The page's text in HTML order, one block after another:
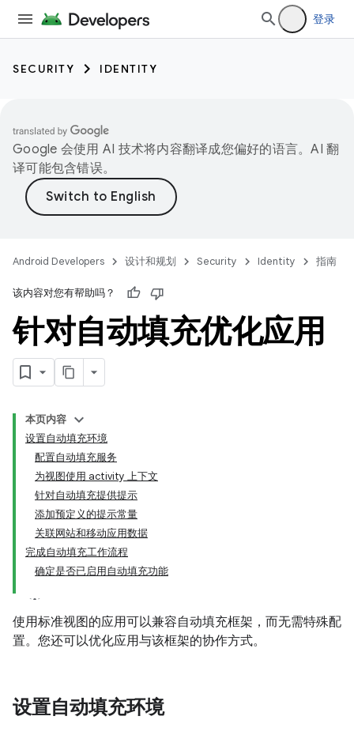
登录
SECURITY IDENTITY
Google 会使用 AI 技术将内容翻译成您偏好的语言。AI 翻
译可能包含错误。
Android Developers 设计和规划 Security Identity 指南
该内容对您有帮助吗？
针对自动填充优化应用
本页内容
设置自动填充环境
配置自动填充服务
为视图使用 activity 上下文
针对自动填充提供提示
添加预定义的提示常量
关联网站和移动应用数据
完成自动填充工作流程
确定是否已启用自动填充功能
使用标准视图的应用可以兼容自动填充框架，而无需特殊配
置。您还可以优化应用与该框架的协作方式。
设置自动填充环境